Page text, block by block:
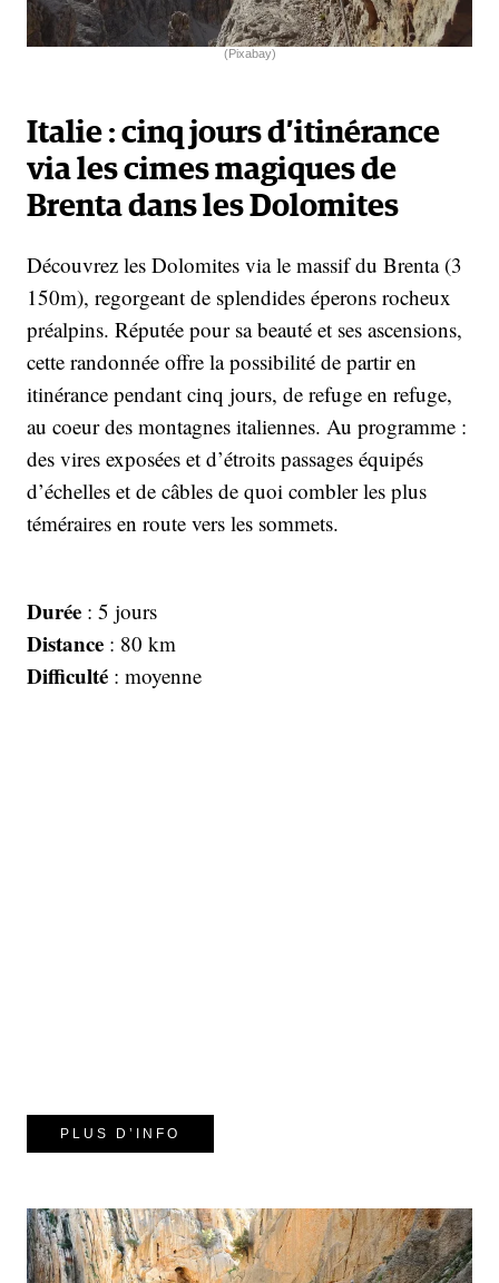
(Pixabay)
Italie : cinq jours d’itinérance
via les cimes magiques de
Brenta dans les Dolomites
Découvrez les Dolomites via le massif du Brenta (3
150m), regorgeant de splendides éperons rocheux
préalpins. Réputée pour sa beauté et ses ascensions,
cette randonnée offre la possibilité de partir en
itinérance pendant cinq jours, de refuge en refuge,
au coeur des montagnes italiennes. Au programme :
des vires exposées et d’étroits passages équipés
d’échelles et de câbles de quoi combler les plus
téméraires en route vers les sommets.
Durée : 5 jours
Distance : 80 km
Difficulté : moyenne
PLUS D’INFO